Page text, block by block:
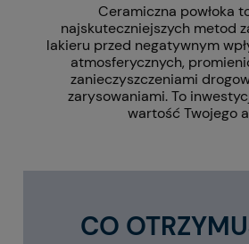
Ceramiczna powłoka
najskuteczniejszych metod
lakieru przed negatywnym
atmosferycznych,
zanieczyszczeniami
zarysowaniami. To
wartość Twojego
CO